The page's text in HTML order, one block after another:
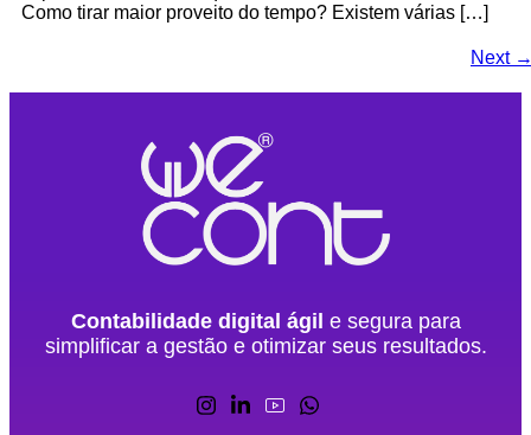
Como tirar maior proveito do tempo? Existem várias […]
Next
Contabilidade digital ágil e segura para
simplificar a gestão e otimizar seus resultados.